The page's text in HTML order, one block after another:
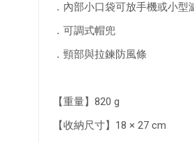
．內部小口袋可放手機或小
．可調式帽兜
．頸部與拉鍊防風條
【重量】820 g
【收納尺寸】18 × 27 cm